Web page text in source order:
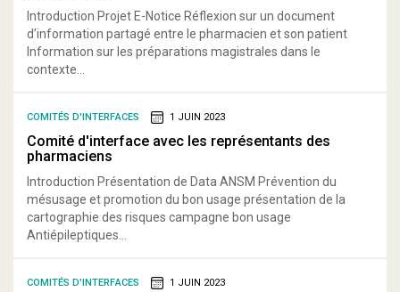
Introduction Projet E-Notice Réflexion sur un document
d’information partagé entre le pharmacien et son patient
Information sur les préparations magistrales dans le
contexte...
COMITÉS D'INTERFACES 1 JUIN 2023
Comité d'interface avec les représentants des
pharmaciens
Introduction Présentation de Data ANSM Prévention du
mésusage et promotion du bon usage présentation de la
cartographie des risques campagne bon usage
Antiépileptiques...
COMITÉS D'INTERFACES 1 JUIN 2023